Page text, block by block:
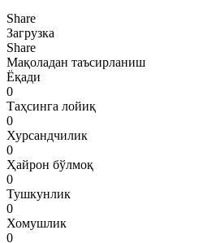
Share
Загрузка
Share
Мақоладан таъсирланиш
Ёқади
0
Таҳсинга лойиқ
0
Хурсандчилик
0
Ҳайрон бўлмоқ
0
Тушкунлик
0
Хомушлик
0